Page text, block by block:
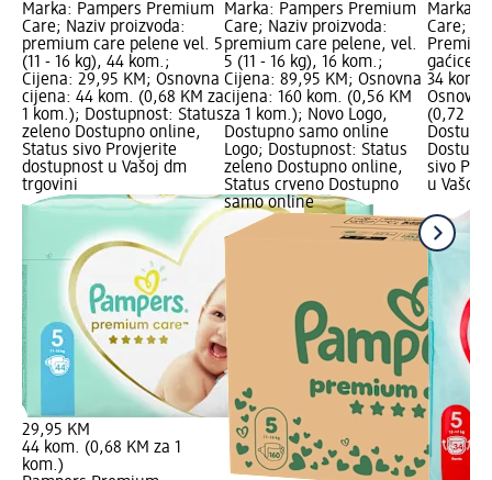
Marka: Pampers Premium
Care; Naziv proizvoda:
premium care pelene vel. 5
(11 - 16 kg), 44 kom.;
Cijena: 29,95 KM; Osnovna
cijena: 44 kom. (0,68 KM za
1 kom.); Dostupnost: Status
zeleno Dostupno online,
Status sivo Provjerite
dostupnost u Vašoj dm
trgovini
29,95 KM
44 kom. (0,68 KM za 1
kom.)
Marka: Pampers Premium
Care; Naziv proizvoda:
premium care pelene, vel.
5 (11 - 16 kg), 16 kom.;
Cijena: 89,95 KM; Osnovna
cijena: 160 kom. (0,56 KM
za 1 kom.); Novo Logo,
Dostupno samo online
Logo; Dostupnost: Status
zeleno Dostupno online,
Status crveno Dostupno
samo online
Marka:
Care;
gaćice,
34
(0,72
sivo
u Vašoj